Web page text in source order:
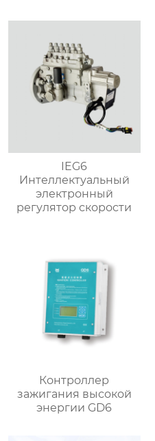
IEG6
Интеллектуальный
электронный
регулятор скорости
Контроллер
зажигания высокой
энергии GD6